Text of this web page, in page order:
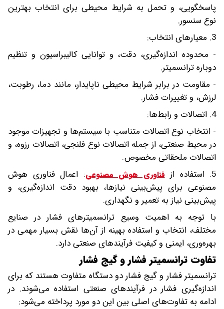
پاسخگویی، و تحمل به شرایط محیطی برای انتخاب بهترین
نوع سنسور.
3. معیارهای انتخاب:
- محدوده اندازه‌گیری، دقت، و توانایی کالیبراسیون و تنظیم
دوباره ترانسمیتر.
- مقاومت در برابر شرایط محیطی ناپایدار، مانند دما، رطوبت،
لرزش، و تغییرات فشار.
4. اتصالات و رابط‌ها:
- انتخاب نوع اتصالات متناسب با سیستم‌ها و تجهیزات موجود
در محیط صنعتی، از جمله اتصالات نوع فلنجی، اتصالات رزوه، و
اتصالات ملحقاتی مخصوص.
5. استفاده از
فناوری هوش مصنوعی: اعمال فناوری هوش
مصنوعی برای پیش‌بینی نیازها، بهبود دقت اندازه‌گیری، و
پیش‌بینی نیاز به تعمیر و نگهداری.
با توجه به اهمیت وسیع ترانسمیترهای فشار در صنایع
مختلف، انتخاب و استفاده بهینه از آن‌ها نقش بسیار مهمی در
بهره‌وری، ایمنی و کیفیت فرآیندهای صنعتی دارد.
تفاوت ترانسمیتر فشار و گیج فشار
ترانسمیتر فشار و گیج فشار دو دستگاه متفاوت هستند که برای
اندازه‌گیری فشار در فرآیندهای صنعتی استفاده می‌شوند. در
ادامه به تفاوت‌های اصلی بین این دو مورد پرداخته می‌شود: